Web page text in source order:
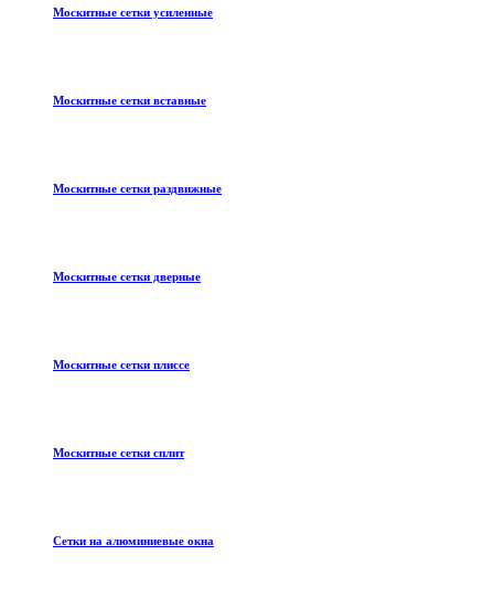
Москитные сетки усиленные
Москитные сетки вставные
Москитные сетки раздвижные
Москитные сетки дверные
Москитные сетки плиссе
Москитные сетки сплит
Сетки на алюминиевые окна